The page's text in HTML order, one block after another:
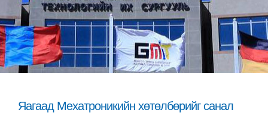
Яагаад Мехатроникийн хөтөлбөрийг санал